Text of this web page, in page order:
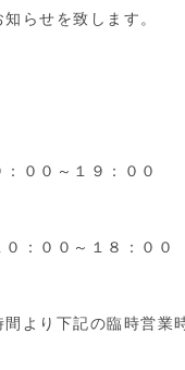
らせを致します。
０～１９：００
００～１８：００
間より下記の臨時営業